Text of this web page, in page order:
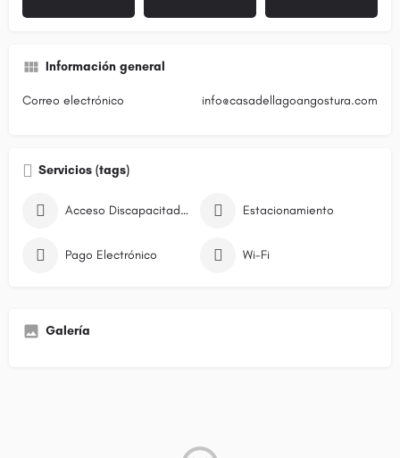
Información general
Correo electrónico info@casadellagoangostura.com
Servicios (tags)
Acceso Discapacitados Estacionamiento
Pago Electrónico Wi-Fi
Galería